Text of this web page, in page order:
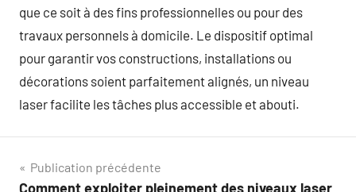
que ce soit à des fins professionnelles ou pour des
travaux personnels à domicile. Le dispositif optimal
pour garantir vos constructions, installations ou
décorations soient parfaitement alignés, un niveau
laser facilite les tâches plus accessible et abouti.
Navigation
Publication précédente
Comment exploiter pleinement des niveaux laser